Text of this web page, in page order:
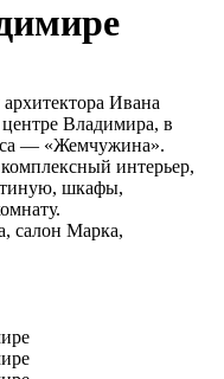
Ивана
Владимира, в
— «Жемчужина».
интерьер,
шкафы,
салон Марка,